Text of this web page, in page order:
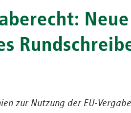
Neue
zur Nutzung der EU-